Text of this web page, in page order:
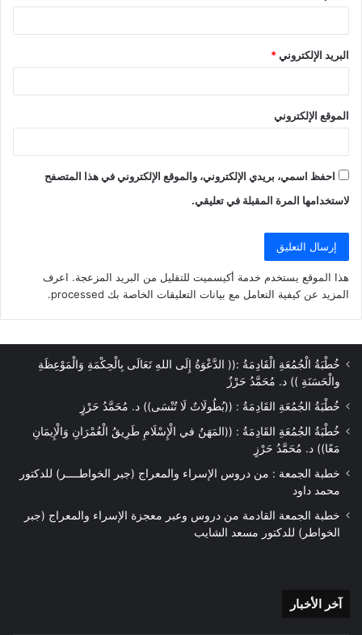
البريد الإلكتروني*
الموقع الإلكتروني
احفظ اسمي، بريدي الإلكتروني، والموقع الإلكتروني في هذا المتصفح
لاستخدامها المرة المقبلة في تعليقي.
هذا الموقع يستخدم خدمة أكيسميت للتقليل من البريد المزعجة. اعرف
المزيد عن كيفية التعامل مع بيانات التعليقات الخاصة بك processed
.
خُطْبَةُ الْجُمُعَةِ الْقَادِمَةُ :(( الدَّعْوَةُ إِلَى اللهِ تَعَالَى بِالْحِكْمَةِ وَالْمَوْعِظَةِ
والْحَسَنَةِ )) د. مُحَمَّدُ حَرْزٌ
خُطْبَةُ الجُمُعَةِ القَادِمَةُ : ((بُطُولَاتٌ لَا تُنْسَى)) د. مُحَمَّدُ حَرْزٍ
خُطْبَةُ الجُمُعَةِ القَادِمَةُ : ((المَهَنُ في الْإِسْلَامِ طَرِيقُ الْعُمْرَانِ وَالْإِيمَانِ
مَعًا)) د. مُحَمَّدُ حَرْزٍ
خطبة الجمعة : من دروس الإسراء والمعراج (جبر الخواطــــر) للدكتور
محمد داود
خطبة الجمعة القادمة من دروس وعبر معجزة الإسراء والمعراج (جبر
الخواطر) للدكتور مسعد الشايب
آخر الأخبار